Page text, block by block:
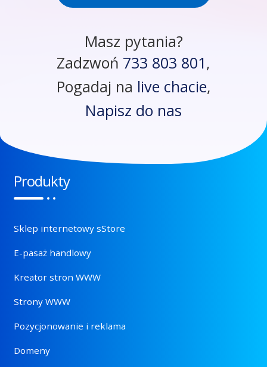
Masz pytania?
Zadzwoń 733 803 801,
Pogadaj na live chacie,
Napisz do nas
Produkty
Sklep internetowy sStore
E-pasaż handlowy
Kreator stron WWW
Strony WWW
Pozycjonowanie i reklama
Domeny